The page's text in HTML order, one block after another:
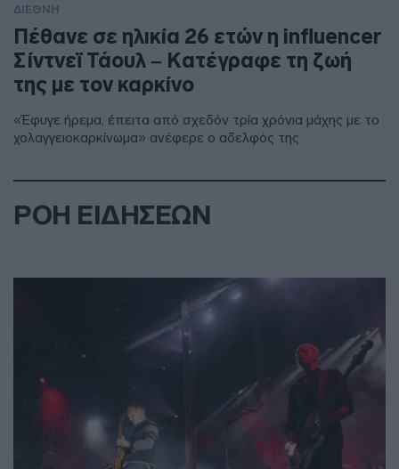
ΔΙΕΘΝΗ
Πέθανε σε ηλικία 26 ετών η influencer
Σίντνεϊ Τάουλ – Kατέγραφε τη ζωή
της με τον καρκίνο
«Έφυγε ήρεμα, έπειτα από σχεδόν τρία χρόνια μάχης με το
χολαγγειοκαρκίνωμα» ανέφερε ο αδελφός της
ΡΟΗ ΕΙΔΗΣΕΩΝ